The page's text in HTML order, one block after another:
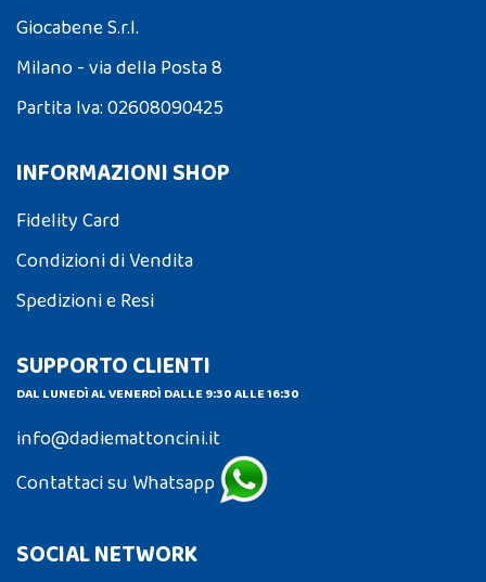
Giocabene S.r.l.
Milano - via della Posta 8
Partita Iva: 02608090425
INFORMAZIONI SHOP
Fidelity Card
Condizioni di Vendita
Spedizioni e Resi
SUPPORTO CLIENTI
DAL LUNEDÌ AL VENERDÌ DALLE 9:30 ALLE 16:30
info@dadiemattoncini.it
Contattaci su Whatsapp
SOCIAL NETWORK